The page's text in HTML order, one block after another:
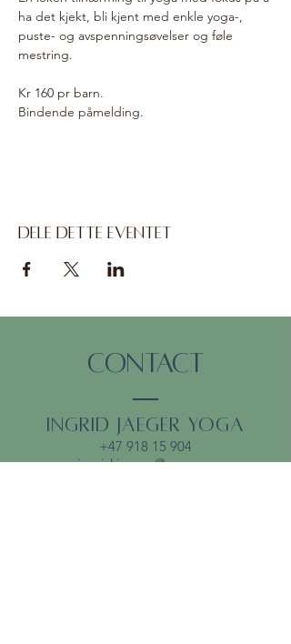
ha det kjekt, bli kjent med enkle yoga-,
puste- og avspenningsøvelser og føle
mestring.
Kr 160 pr barn.
Bindende påmelding.
Dele dette eventet
Contact
Ingrid Jaeger Yoga
+47 918 15 904
ingrid.jaeger@me.com